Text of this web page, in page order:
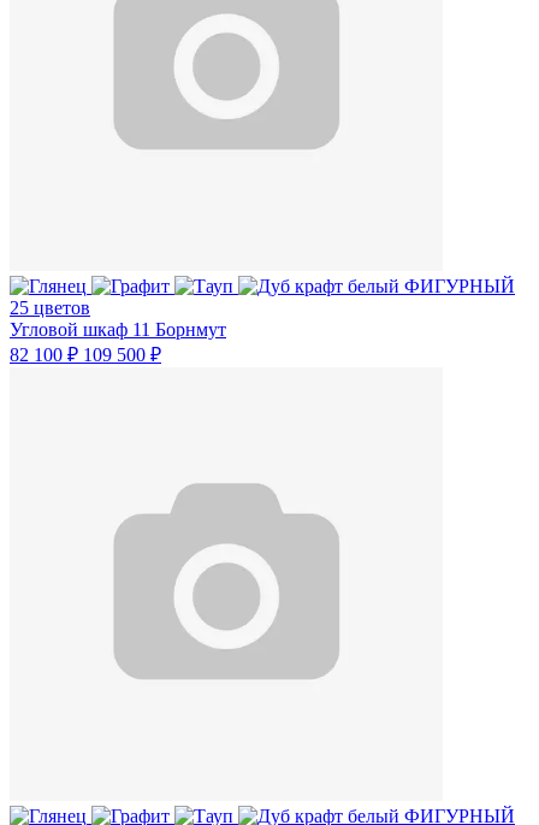
25 цветов
Угловой шкаф 11 Борнмут
82 100 ₽ 109 500 ₽